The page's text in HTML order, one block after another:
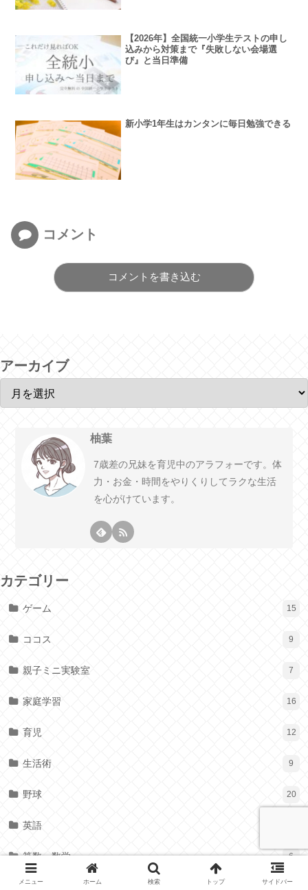
【2026年】全国統一小学生テストの申し
込みから対策まで『失敗しない会場選
び』と当日準備
新小学1年生はカンタンに毎日勉強できる
コメント
コメントを書き込む
アーカイブ
柚葉
7歳差の兄妹を育児中のアラフォーです。体
力・お金・時間をやりくりしてラクな生活
を心がけています。
カテゴリー
ゲーム 15
ココス 9
親子ミニ実験室 7
家庭学習 16
育児 12
生活術 9
野球 20
英語
算数・数学 6
お家でのこと
メニュー ホーム 検索 トップ サイドバー